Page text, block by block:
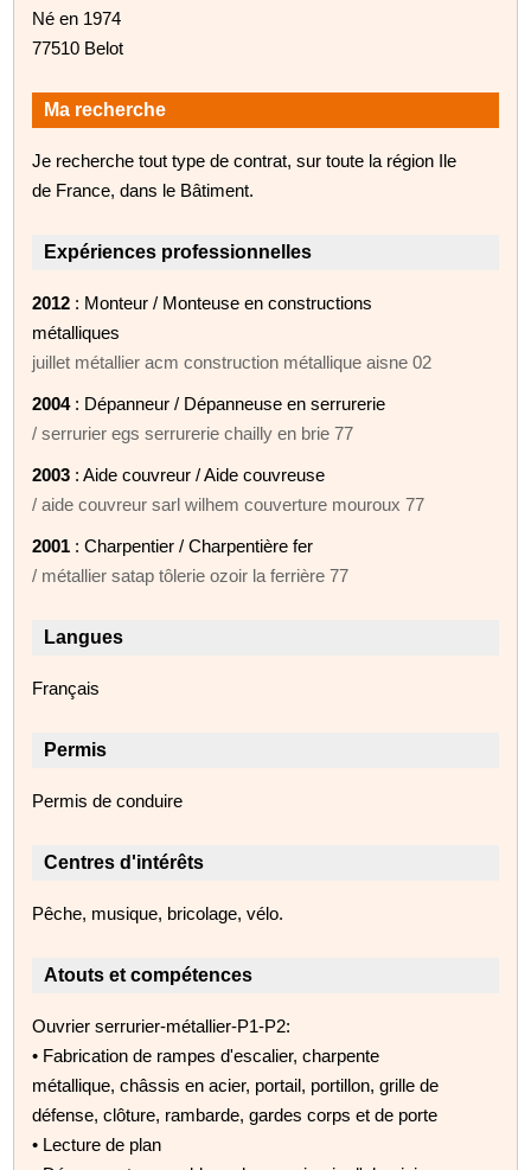
Né en 1974
77510 Belot
Ma recherche
Je recherche tout type de contrat, sur toute la région Ile
de France, dans le Bâtiment.
Expériences professionnelles
2012 : Monteur / Monteuse en constructions
métalliques
juillet métallier acm construction métallique aisne 02
2004: Dépanneur / Dépanneuse en serrurerie
/ serrurier egs serrurerie chailly en brie 77
2003 : Aide couvreur / Aide couvreuse
/ aide couvreur sarl wilhem couverture mouroux 77
2001 : Charpentier / Charpentière fer
/ métallier satap tôlerie ozoir la ferrière 77
Langues
Français
Permis
Permis de conduire
Centres d'intérêts
Pêche, musique, bricolage, vélo.
Atouts et compétences
Ouvrier serrurier-métallier-P1-P2:
• Fabrication de rampes d'escalier, charpente
métallique, châssis en acier, portail, portillon, grille de
défense, clôture, rambarde, gardes corps et de porte
• Lecture de plan